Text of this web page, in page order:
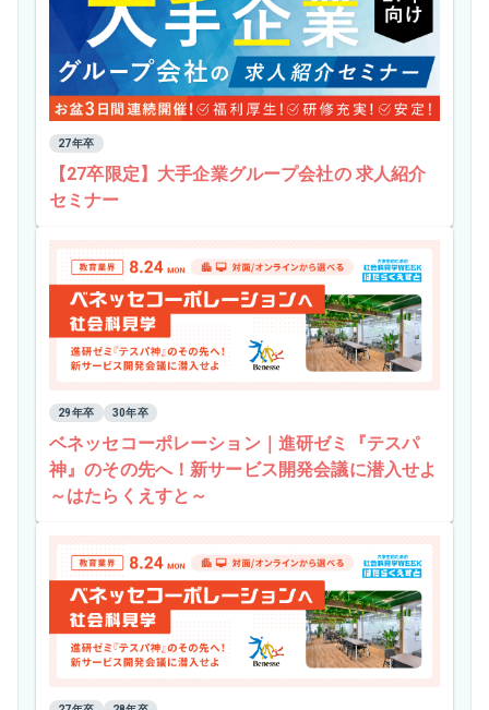
27年卒
【27卒限定】大手企業グループ会社の 求人紹介
セミナー
29年卒 30年卒
ベネッセコーポレーション｜進研ゼミ『テスパ
神』のその先へ！新サービス開発会議に潜入せよ
～はたらくえすと～